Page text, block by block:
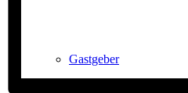
Gastgeber